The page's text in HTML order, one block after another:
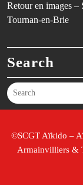
Retour en images –
Tournan-en-Brie
Search
©SCGT Aïkido –
Armainvilliers &